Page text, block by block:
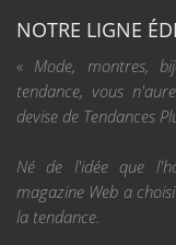
NOTRE LIGNE
« Mode, montres,
tendance, vous
devise de Tendances
Né de l'idée que
magazine Web a
la tendance.